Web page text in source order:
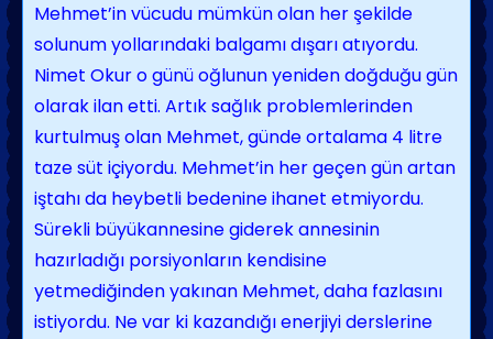
Mehmet’in vücudu mümkün olan her şekilde
solunum yollarındaki balgamı dışarı atıyordu.
Nimet Okur o günü oğlunun yeniden doğduğu gün
olarak ilan etti. Artık sağlık problemlerinden
kurtulmuş olan Mehmet, günde ortalama 4 litre
taze süt içiyordu. Mehmet’in her geçen gün artan
iştahı da heybetli bedenine ihanet etmiyordu.
Sürekli büyükannesine giderek annesinin
hazırladığı porsiyonların kendisine
yetmediğinden yakınan Mehmet, daha fazlasını
istiyordu. Ne var ki kazandığı enerjiyi derslerine